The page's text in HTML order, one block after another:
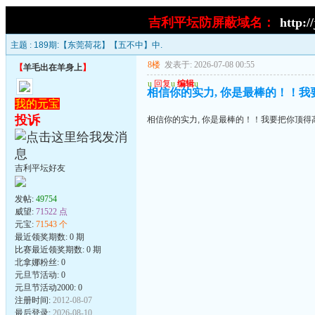
吉利平坛防屏蔽域名： http://
主题 : 189期:【东莞荷花】【五不中】中.
【羊毛出在羊身上】
我的元宝
投诉
吉利平坛好友
发帖: 49754
威望: 71522 点
元宝: 71543 个
最近领奖期数: 0 期
比赛最近领奖期数: 0 期
北拿娜粉丝: 0
元旦节活动: 0
元旦节活动2000: 0
注册时间: 2012-08-07
最后登录: 2026-08-10
8楼 发表于: 2026-07-08 00:55
u 回复u 编辑u
相信你的实力, 你是最棒的！！我
相信你的实力, 你是最棒的！！我要把你顶得